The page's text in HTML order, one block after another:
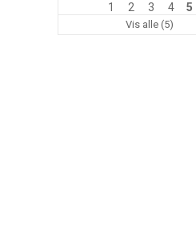
1 2 3 4 5
Vis alle (5)